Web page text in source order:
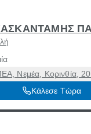
Νεμέα, Κορινθία,
Κάλεσε Τώρα